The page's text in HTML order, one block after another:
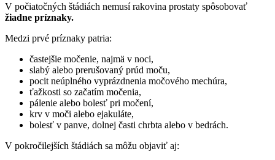
V počiatočných štádiách nemusí rakovina prostaty spôsobovať
žiadne príznaky.
Medzi prvé príznaky patria:
častejšie močenie, najmä v noci,
slabý alebo prerušovaný prúd moču,
pocit neúplného vyprázdnenia močového mechúra,
ťažkosti so začatím močenia,
pálenie alebo bolesť pri močení,
krv v moči alebo ejakuláte,
bolesť v panve, dolnej časti chrbta alebo v bedrách.
V pokročilejších štádiách sa môžu objaviť aj: